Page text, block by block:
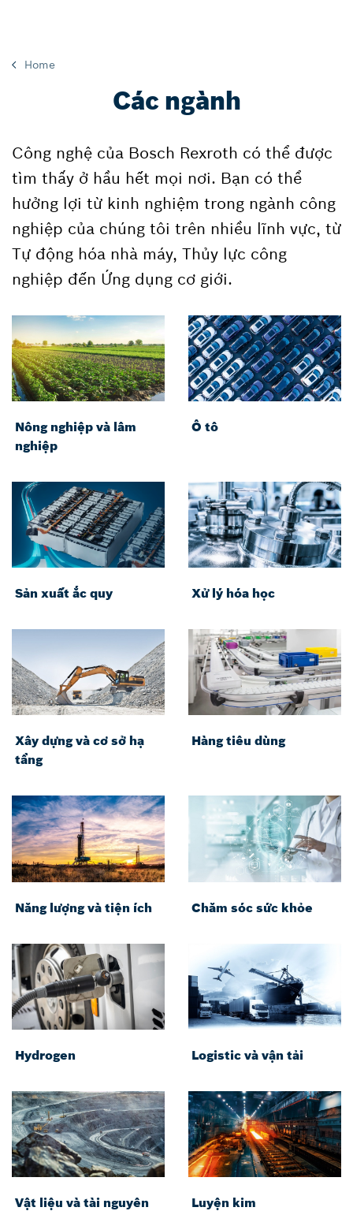
Home
Các ngành
Công nghệ của Bosch Rexroth có thể được
tìm thấy ở hầu hết mọi nơi. Bạn có thể
hưởng lợi từ kinh nghiệm trong ngành công
nghiệp của chúng tôi trên nhiều lĩnh vực, từ
Tự động hóa nhà máy, Thủy lực công
nghiệp đến Ứng dụng cơ giới.
Nông nghiệp và lâm
nghiệp
Ô tô
Sản xuất ắc quy Xử lý hóa học
Xây dựng và cơ sở hạ
tầng
Hàng tiêu dùng
Năng lượng và tiện ích Chăm sóc sức khỏe
Hydrogen Logistic và vận tải
Vật liệu và tài nguyên Luyện kim